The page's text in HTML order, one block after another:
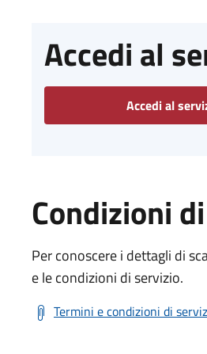
Accedi al
Accedi al
Condizioni
Per conoscere i dettagli di
e le condizioni di servizio.
Termini e condizioni di